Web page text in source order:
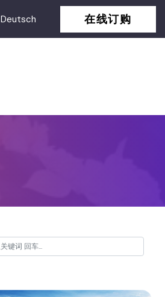
Deutsch 在线订购